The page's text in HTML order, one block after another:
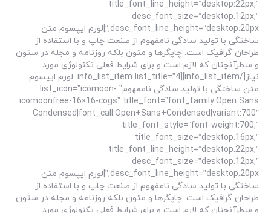
title_font_line_height=”desktop:22px;”
desc_font_size=”desktop:12px;”
desc_font_line_height=”desktop:20px;”]لورم ایپسوم متن
ساختگی با تولید سادگی نامفهوم از صنعت چاپ و با استفاده از
طراحان گرافیک است. چاپگرها و متون بلکه روزنامه و مجله در ستون
و سطرآنچنان که لازم است و برای شرایط فعلی تکنولوژی مورد
نیاز[/info_list_item][info_list_item list_title=”4. لورم ایپسوم
متن ساختگی با تولید سادگی نامفهوم” list_icon=”icomoon-
icomoonfree-16×16-cogs” title_font=”font_family:Open Sans
Condensed|font_call:Open+Sans+Condensed|variant:700″
title_font_style=”font-weight:700;”
title_font_size=”desktop:16px;”
title_font_line_height=”desktop:22px;”
desc_font_size=”desktop:12px;”
desc_font_line_height=”desktop:20px;”]لورم ایپسوم متن
ساختگی با تولید سادگی نامفهوم از صنعت چاپ و با استفاده از
طراحان گرافیک است. چاپگرها و متون بلکه روزنامه و مجله در ستون
و سطرآنچنان که لازم است و برای شرایط فعلی تکنولوژی مورد